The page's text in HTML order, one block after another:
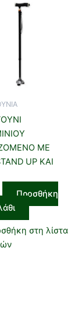
ΜΕ
UP ΚΑΙ
Προσθήκη
στη λίστα